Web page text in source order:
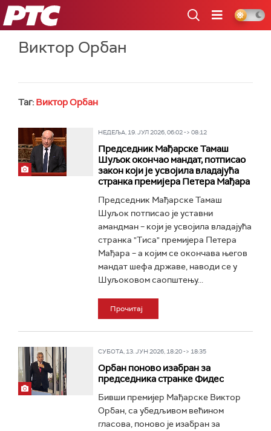
РТС
Виктор Орбан
Таг: Виктор Орбан
НЕДЕЉА, 19. ЈУЛ 2026, 06:02 -> 08:12
Председник Мађарске Тамаш
Шуљок окончао мандат, потписао
закон који је усвојила владајућа
странка премијера Петера Мађара
Председник Мађарске Тамаш
Шуљок потписао је уставни
амандман – који је усвојила владајућа
странка "Тиса" премијера Петера
Мађара – а којим се окончава његов
мандат шефа државе, наводи се у
Шуљоковом саопштењу...
Прочитај
СУБОТА, 13. ЈУН 2026, 18:20 -> 18:35
Орбан поново изабран за
председника странке Фидес
Бивши премијер Мађарске Виктор
Орбан, са убедљивом већином
гласова, поново је изабран за